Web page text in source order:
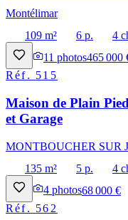
Montélimar
109 m²
6 p. 4
11 photos465 000
Réf. 515
Maison de Plain
et Garage
MONTBOUCHER SUR
135 m²
5 p. 4
4 photos68 000 €
Réf. 562